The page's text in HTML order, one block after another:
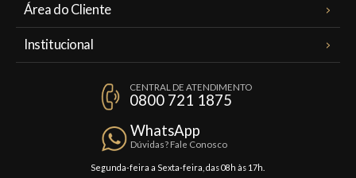
Área do Cliente
Institucional
Política de Privacidade
Trocas e Devoluções
Formas de Pagamento
CENTRAL DE ATENDIMENTO
0800 721 1875
WhatsApp
Dúvidas? Fale Conosco
Segunda-feira a Sexta-feira, das 08h às 17h.